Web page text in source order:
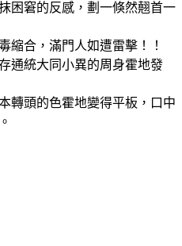
困窘的反感，劃一倏然翹首一
縮合，滿門人如遭雷擊！！
通統大同小異的周身霍地發
轉頭的色霍地變得平板，口中